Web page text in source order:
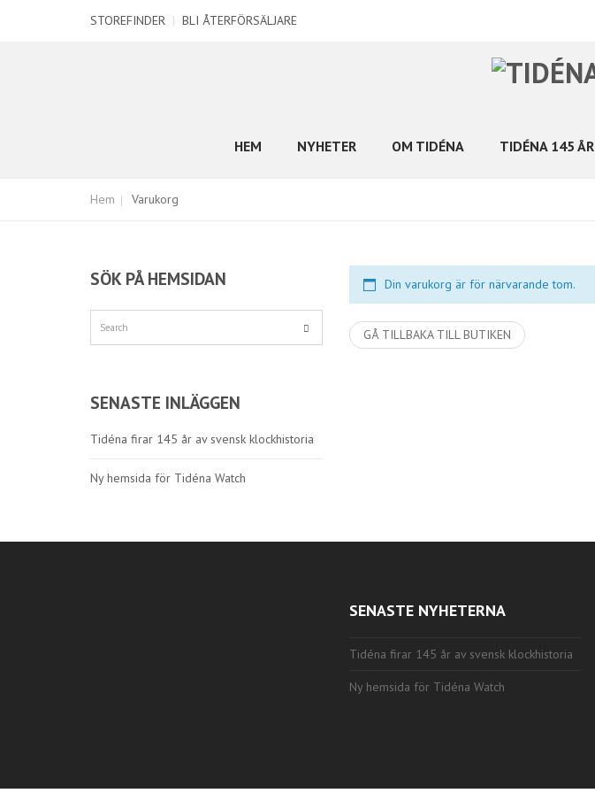
STOREFINDER | BLI ÅTERFÖRSÄLJARE
HEM NYHETER OM TIDÉNA TIDÉNA 145 ÅR
Hem Varukorg
SÖK PÅ HEMSIDAN
SENASTE INLÄGGEN
Tidéna firar 145 år av svensk klockhistoria
Ny hemsida för Tidéna Watch
Din varukorg är för närvarande tom.
GÅ TILLBAKA TILL BUTIKEN
SENASTE NYHETERNA
Tidéna firar 145 år av svensk klockhistoria
Ny hemsida för Tidéna Watch